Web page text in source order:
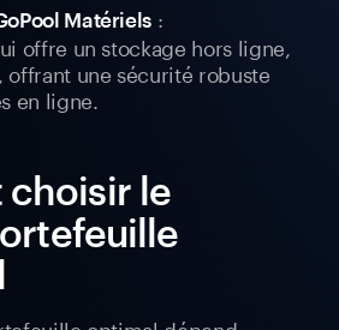
Matériels :
offre un stockage hors ligne,
offrant une sécurité robuste
en ligne.
le